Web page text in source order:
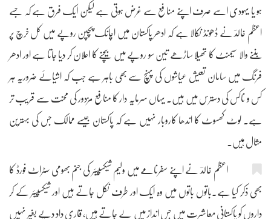
ہو یا یہودی اسے صرف اپنے منافع سے غرض ہوتی ہے لیکن ایک فرق ہے کہ جسے
اعظم خالدؔ نے ڈھونڈ نکالا ہے کہ ادھر پاکستان میں اچانک پچپن روپے میں کل خرچ پر
بننے والا سیمنٹ کا تھیلا ساڑھے تین سو روپے میں بیچنے کا اعلان کر دیا جاتا ہے اور ادھر
فرنگ میں سامان تعیش عیاشوں کی پہنچ سے بھی باہر ہے جب کہ اشیائے ضروریہ ہر
کس و ناکس کی دسترس میں ہیں۔ یہاں سرمایہ دار کا منافع مزدور کی محنت سے قریب تر
ہے۔ لوٹ کھسوٹ کا اندھا کاروبار نہیں ہے کہ پاکستان جیسے ممالک جس کی بہترین
مثال ہیں۔
اعظم خالدؔ نے اپنے سفرنامے میں ولیم شیکسپیئر کی جنم بھومی سٹراٹ فورڈ کا
بھی ذکر کیا ہے۔باتوں باتوں میں وہ ایک اور طرف نکل جاتے ہیں اور شیکسپیئر کے کر
داروں کو پاکستانی معاشرت میں جس انداز میں لے جاتے ہیں، قاری داد دیے بغیر نہیں